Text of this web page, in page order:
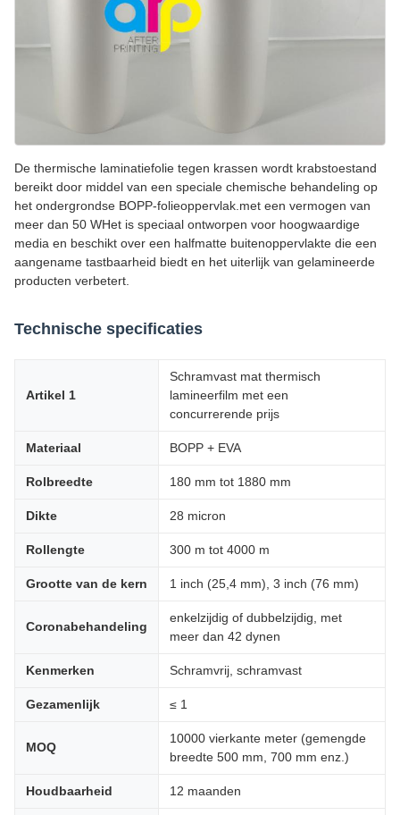
De thermische laminatiefolie tegen krassen wordt krabstoestand
bereikt door middel van een speciale chemische behandeling op
het ondergrondse BOPP-folieoppervlak.met een vermogen van
meer dan 50 WHet is speciaal ontworpen voor hoogwaardige
media en beschikt over een halfmatte buitenoppervlakte die een
aangename tastbaarheid biedt en het uiterlijk van gelamineerde
producten verbetert.
Technische specificaties
Artikel 1
Schramvast mat thermisch
lamineerfilm met een
concurrerende prijs
Materiaal BOPP + EVA
Rolbreedte 180 mm tot 1880 mm
Dikte 28 micron
Rollengte 300 m tot 4000 m
Grootte van de kern 1 inch (25,4 mm), 3 inch (76 mm)
Coronabehandeling
enkelzijdig of dubbelzijdig, met
meer dan 42 dynen
Kenmerken Schramvrij, schramvast
Gezamenlijk ≤ 1
MOQ
10000 vierkante meter (gemengde
breedte 500 mm, 700 mm enz.)
Houdbaarheid 12 maanden